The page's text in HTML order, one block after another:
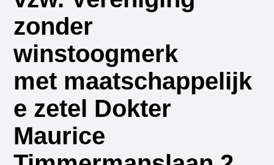
zonder
winstoogmerk
met maatschappelijk
e zetel Dokter
Maurice